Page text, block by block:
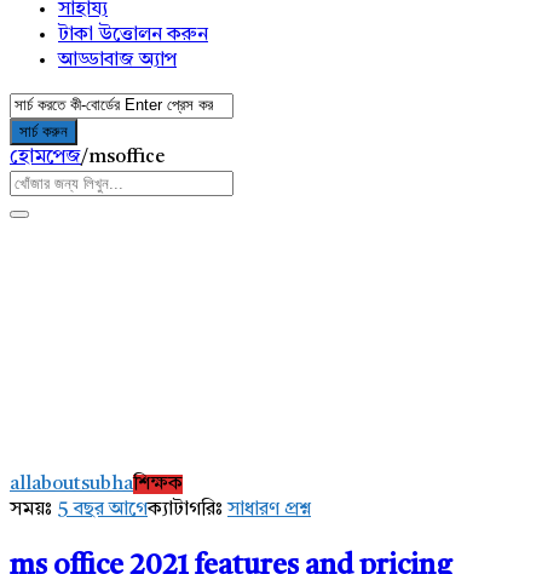
সাহায্য
টাকা উত্তোলন করুন
আড্ডাবাজ অ্যাপ
হোমপেজ/msoffice
Latest
প্রশ্ন
allaboutsubhaশিক্ষক
সময়ঃ 5 বছর আগেক্যাটাগরিঃসাধারণ প্রশ্ন
ms office 2021 features and pricing